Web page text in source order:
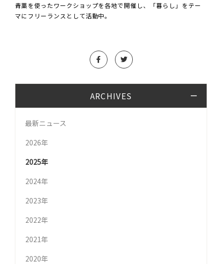
青藁を使ったワークショップを各地で開催し、「暮らし」をテー
マにフリーランスとして活動中。
ARCHIVES
最新ニュース
2026年
2025年
2024年
2023年
2022年
2021年
2020年